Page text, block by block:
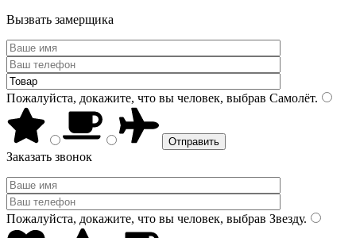
Вызвать замерщика
Пожалуйста, докажите, что вы человек, выбрав Самолёт.
Заказать звонок
Пожалуйста, докажите, что вы человек, выбрав Звезду.